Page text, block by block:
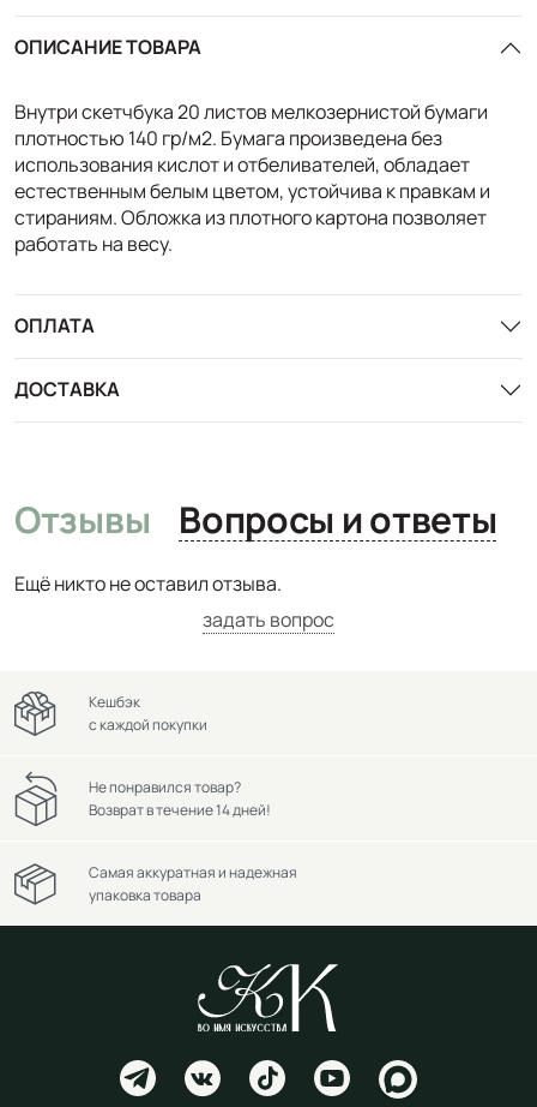
ОПИСАНИЕ ТОВАРА
Внутри скетчбука 20 листов мелкозернистой бумаги
плотностью 140 гр/м2. Бумага произведена без
использования кислот и отбеливателей, обладает
естественным белым цветом, устойчива к правкам и
стираниям. Обложка из плотного картона позволяет
работать на весу.
ОПЛАТА
ДОСТАВКА
Отзывы Вопросы и ответы
Ещё никто не оставил отзыва.
задать вопрос
Кешбэк
с каждой покупки
Не понравился товар?
Возврат в течение 14 дней!
Самая аккуратная и надежная
упаковка товара